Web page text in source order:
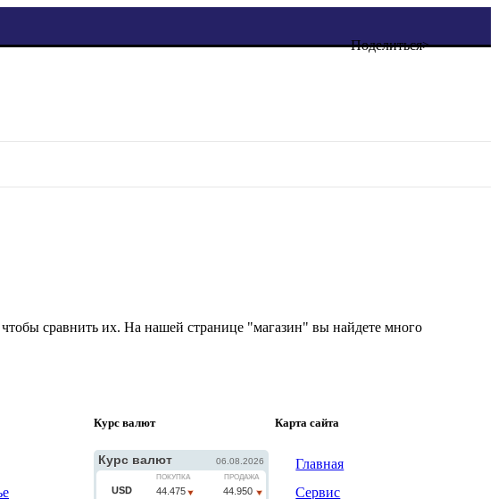
Поделиться>
сравнить их. На нашей странице "магазин" вы найдете много
Курс валют Карта сайта
Главная
Сервис